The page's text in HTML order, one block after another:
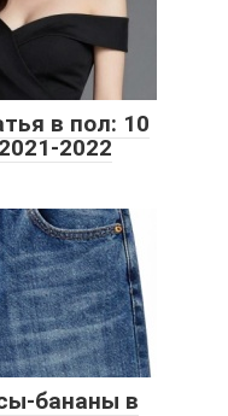
в пол: 10
2022
бананы в